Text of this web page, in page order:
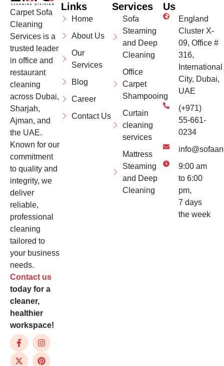
Carpet Sofa
Cleaning
Services is a
trusted leader
in office and
restaurant
cleaning
across Dubai,
Sharjah,
Ajman, and
the UAE.
Known for our
commitment
to quality and
integrity, we
deliver
reliable,
professional
cleaning
tailored to
your business
needs.
Contact us
today for a
cleaner,
healthier
workspace!
Links
Home
About Us
Our
Services
Blog
Career
Contact Us
Services
Sofa
Steaming
and Deep
Cleaning
Office
Carpet
Shampooing
Curtain
cleaning
services
Mattress
Steaming
and Deep
Cleaning
Us
England
Cluster X-
09, Office #
316,
International
City, Dubai,
UAE
(+971)
55-661-
0234
9:00 am
to 6:00
pm,
7 days
the week